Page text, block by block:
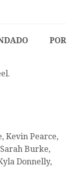
POR
Kevin Pearce,
Burke,
Donnelly,